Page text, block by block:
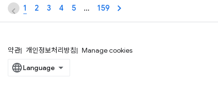
1 2 3 4 5 … 159
약관 개인정보처리방침 Manage cookies